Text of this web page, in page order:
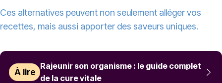
Ces alternatives peuvent non seulement alléger vos
recettes, mais aussi apporter des saveurs uniques.
À lire
Rajeunir son organisme : le guide complet
de la cure vitale